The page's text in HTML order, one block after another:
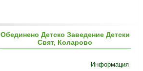
Обединено Детско Заведение Детски
Свят, Коларово
Информация